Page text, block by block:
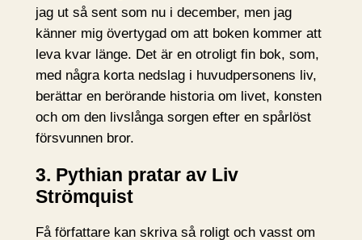
jag ut så sent som nu i december, men jag
känner mig övertygad om att boken kommer att
leva kvar länge. Det är en otroligt fin bok, som,
med några korta nedslag i huvudpersonens liv,
berättar en berörande historia om livet, konsten
och om den livslånga sorgen efter en spårlöst
försvunnen bror.
3. Pythian pratar av Liv
Strömquist
Få författare kan skriva så roligt och vasst om